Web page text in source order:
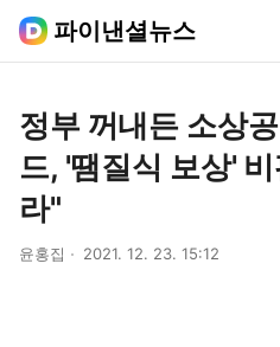
파이낸셜뉴스
정부 꺼내든 소상
드, '땜질식 보상'
라"
윤홍집 2021. 12. 23. 15:12